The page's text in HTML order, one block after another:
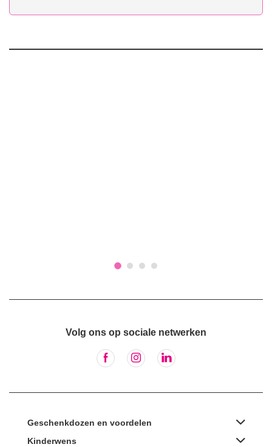
Volg ons op sociale netwerken
Geschenkdozen en voordelen
Kinderwens